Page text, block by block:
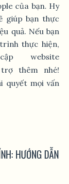
của bạn. Hy
giúp bạn thực
quả. Nếu bạn
thực hiện,
website
thêm nhé!
quyết mọi vấn
HƯỚNG DẪN